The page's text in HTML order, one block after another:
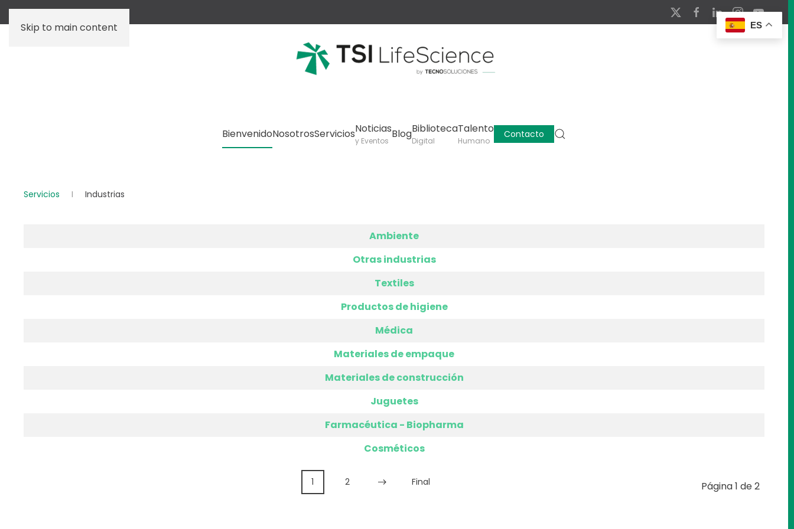
Skip to main content
BienvenidoNosotrosServiciosNoticias
y Eventos
BlogBiblioteca
Digital
Talento
Humano
Contacto
ES
Servicios Industrias
Ambiente
Otras industrias
Textiles
Productos de higiene
Médica
Materiales de empaque
Materiales de construcción
Juguetes
Farmacéutica - Biopharma
Cosméticos
Página 1 de 2
1 2 Final